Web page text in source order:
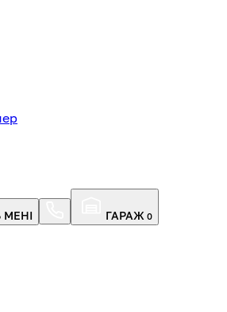
МЕНІ ГАРАЖ 0